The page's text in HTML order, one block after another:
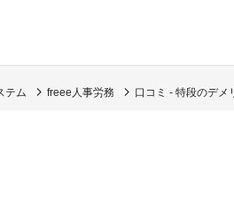
テム freee人事労務 口コミ - 特段のデメ